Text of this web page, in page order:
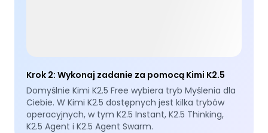
Krok 2:Wykonaj zadanie za pomocą Kimi K2.5
Domyślnie Kimi K2.5 Free wybiera tryb Myślenia dla
Ciebie. W Kimi K2.5 dostępnych jest kilka trybów
operacyjnych, w tym K2.5 Instant, K2.5 Thinking,
K2.5 Agent i K2.5 Agent Swarm.